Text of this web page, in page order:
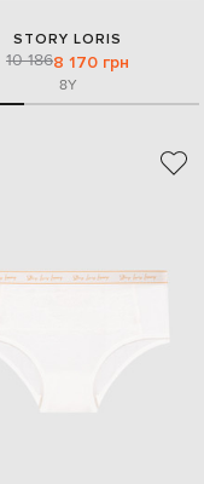
STORY LORIS
10 1868 170 грн
8Y